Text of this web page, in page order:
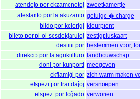
atendejo por ekzamenotoj zweetkamertje
atestanto por la akuzanto getuige � charge
bildo por kolorigi kleurprent
bileto por pl-ol-sesdekjaruloj zestigpluskaart
destini por bestemmen voor,
direkcio por la agrikulturo landbouwschap
doni por kunporti meegeven
ekflamiĝi por zich warm maken
elspezi por frandaĵoj versnoepen
elspezi por loĝado verwonen